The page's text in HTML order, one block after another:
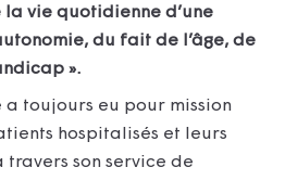
vie quotidienne d’une
du fait de l’âge, de
».
a toujours eu pour mission
hospitalisés et leurs
travers son service de